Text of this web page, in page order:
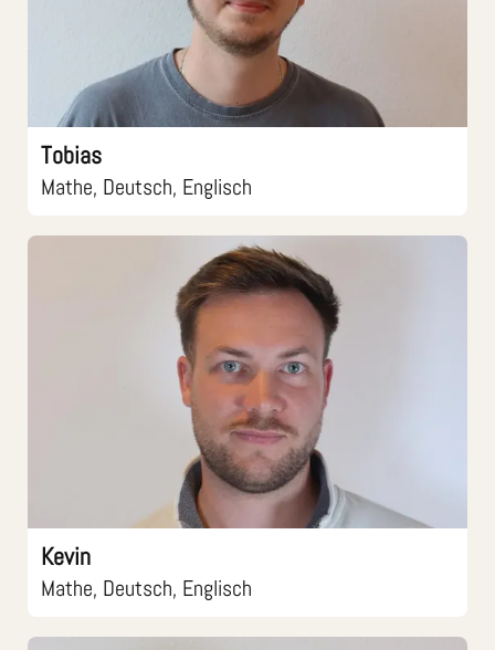
Tobias
Mathe, Deutsch, Englisch
Kevin
Mathe, Deutsch, Englisch